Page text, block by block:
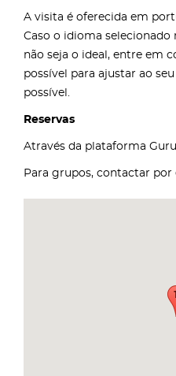
A visita é oferecida em
Caso o idioma
não seja o ideal, entre em
possível para ajustar ao
possível.
Reservas
Através da plataforma
Para grupos, contactar por